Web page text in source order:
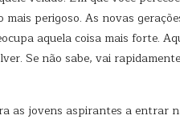
perigoso. As novas
aquela coisa mais forte.
Se não sabe, vai
as jovens aspirantes a entrar